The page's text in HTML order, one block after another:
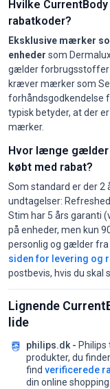
Hvilke
rabatkoder?
Eksklusive mærker
enheder som
gælder forbrugsstoffer
kræver mærker som
forhåndsgodkendelse
typisk betyder, at der
mærker.
Hvor længe gælder
købt med rabat?
Som standard er der 2
undtagelser:
Stim har 5 års garanti
på enheder, men kun
personlig og gælder fra
siden for levering og
postbevis, hvis du skal
Lignende
lide
philips.dk - Philips
produkter, du
find verificerede
din online shopping.